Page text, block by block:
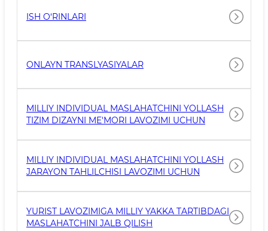
ISH O‘RINLARI
ONLAYN TRANSLYASIYALAR
MILLIY INDIVIDUAL MASLAHATCHINI YOLLASH
TIZIM DIZAYNI ME'MORI LAVOZIMI UCHUN
MILLIY INDIVIDUAL MASLAHATCHINI YOLLASH
JARAYON TAHLILCHISI LAVOZIMI UCHUN
YURIST LAVOZIMIGA MILLIY YAKKA TARTIBDAGI
MASLAHATCHINI JALB QILISH